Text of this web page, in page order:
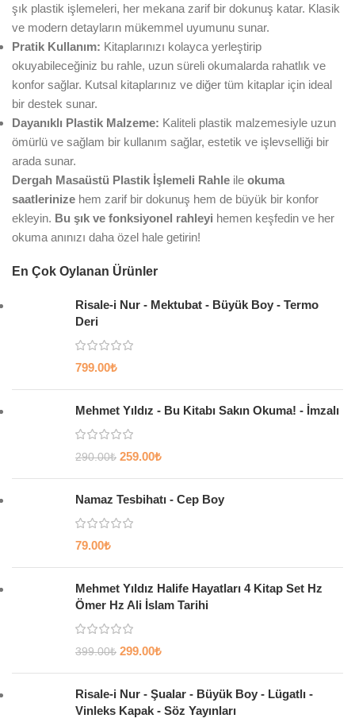
şık plastik işlemeleri, her mekana zarif bir dokunuş katar. Klasik
ve modern detayların mükemmel uyumunu sunar.
Pratik Kullanım: Kitaplarınızı kolayca yerleştirip
okuyabileceğiniz bu rahle, uzun süreli okumalarda rahatlık ve
konfor sağlar. Kutsal kitaplarınız ve diğer tüm kitaplar için ideal
bir destek sunar.
Dayanıklı Plastik Malzeme: Kaliteli plastik malzemesiyle uzun
ömürlü ve sağlam bir kullanım sağlar, estetik ve işlevselliği bir
arada sunar.
Dergah Masaüstü Plastik İşlemeli Rahle ile okuma
saatlerinize hem zarif bir dokunuş hem de büyük bir konfor
ekleyin. Bu şık ve fonksiyonel rahleyi hemen keşfedin ve her
okuma anınızı daha özel hale getirin!
En Çok Oylanan Ürünler
Risale-i Nur - Mektubat - Büyük Boy - Termo
Deri
799.00₺
Mehmet Yıldız - Bu Kitabı Sakın Okuma! - İmzalı
290.00₺ 259.00₺
Namaz Tesbihatı - Cep Boy
79.00₺
Mehmet Yıldız Halife Hayatları 4 Kitap Set Hz
Ömer Hz Ali İslam Tarihi
399.00₺ 299.00₺
Risale-i Nur - Şualar - Büyük Boy - Lügatlı -
Vinleks Kapak - Söz Yayınları